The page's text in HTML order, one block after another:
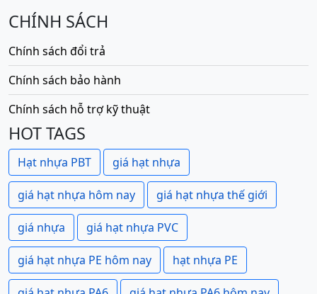
CHÍNH SÁCH
Chính sách đổi trả
Chính sách bảo hành
Chính sách hỗ trợ kỹ thuật
HOT TAGS
Hạt nhựa PBT giá hạt nhựa
giá hạt nhựa hôm nay giá hạt nhựa thế giới
giá nhựa giá hạt nhựa PVC
giá hạt nhựa PE hôm nay hạt nhựa PE